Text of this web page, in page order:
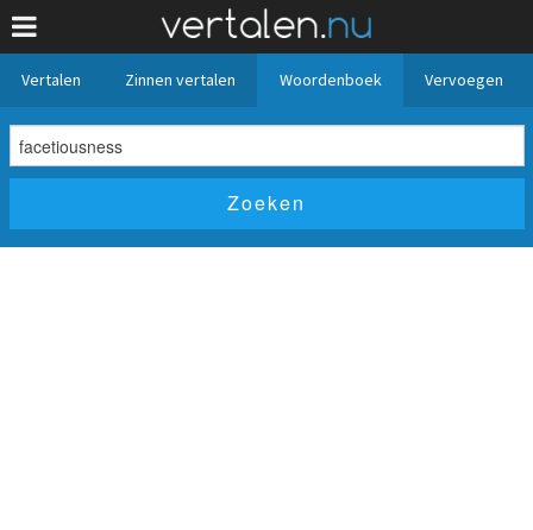
Vertalen Zinnen vertalen Woordenboek Vervoegen